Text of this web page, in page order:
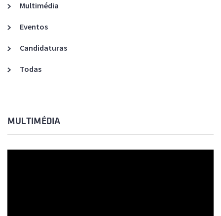
Multimédia
Eventos
Candidaturas
Todas
MULTIMÉDIA